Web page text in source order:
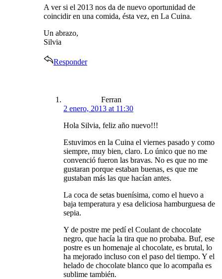
A ver si el 2013 nos da de nuevo oportunidad de
coincidir en una comida, ésta vez, en La Cuina.
Un abrazo,
Silvia
Responder
Ferran
2 enero, 2013 at 11:30
Hola Silvia, feliz año nuevo!!!
Estuvimos en la Cuina el viernes pasado y como
siempre, muy bien, claro. Lo único que no me
convenció fueron las bravas. No es que no me
gustaran porque estaban buenas, es que me
gustaban más las que hacían antes.
La coca de setas buenísima, como el huevo a
baja temperatura y esa deliciosa hamburguesa de
sepia.
Y de postre me pedí el Coulant de chocolate
negro, que hacía la tira que no probaba. Buf, ese
postre es un homenaje al chocolate, es brutal, lo
ha mejorado incluso con el paso del tiempo. Y el
helado de chocolate blanco que lo acompaña es
sublime también.